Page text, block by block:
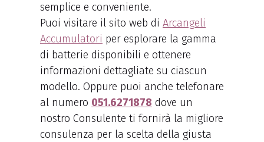
semplice e conveniente.
Puoi visitare il sito web di Arcangeli
Accumulatori per esplorare la gamma
di batterie disponibili e ottenere
informazioni dettagliate su ciascun
modello. Oppure puoi anche telefonare
al numero 051.6271878 dove un
nostro Consulente ti fornirà la migliore
consulenza per la scelta della giusta